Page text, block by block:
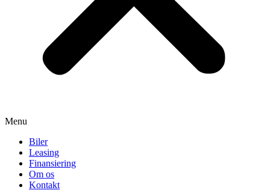
Menu
Biler
Leasing
Finansiering
Om os
Kontakt